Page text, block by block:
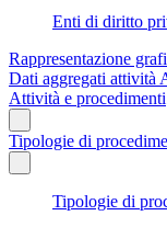
Enti di diritto
Rappresentazione
Dati aggregati attività
Attività e procedimenti
Tipologie di
Tipologie di